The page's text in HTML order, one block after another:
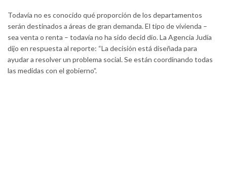
Todavía no es conocido qué proporción de los departamentos
serán destinados a áreas de gran demanda. El tipo de vivienda –
sea venta o renta – todavía no ha sido decid dio. La Agencia Judía
dijo en respuesta al reporte: “La decisión está diseñada para
ayudar a resolver un problema social. Se están coordinando todas
las medidas con el gobierno”.